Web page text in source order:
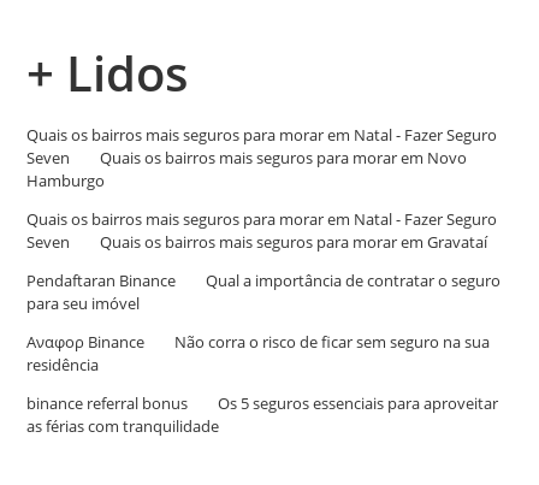
+ Lidos
Quais os bairros mais seguros para morar em Natal - Fazer Seguro
Seven emQuais os bairros mais seguros para morar em Novo
Hamburgo
Quais os bairros mais seguros para morar em Natal - Fazer Seguro
Seven emQuais os bairros mais seguros para morar em Gravataí
Pendaftaran Binance emQual a importância de contratar o seguro
para seu imóvel
Αναφορ Binance
Não corra o risco de ficar sem seguro na sua
residência
binance referral bonus emOs 5 seguros essenciais para aproveitar
as férias com tranquilidade